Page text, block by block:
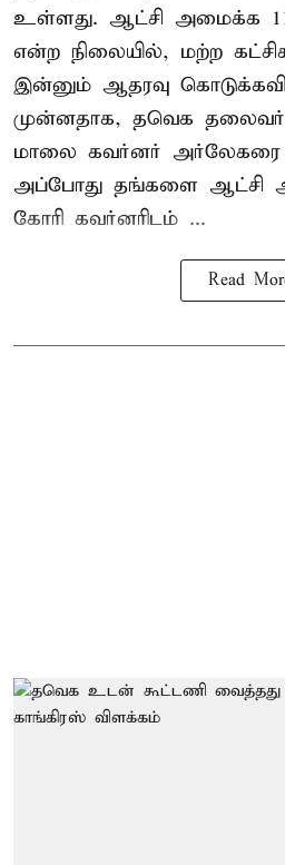
உள்ளது. ஆட்சி அமைக்க
என்ற நிலையில், மற்ற
இன்னும் ஆதரவு
முன்னதாக, தவெக தலைவர்
மாலை கவர்னர் அர்லேகரை
அப்போது தங்களை ஆட்சி
கோரி கவர்னரிடம் ...
Read